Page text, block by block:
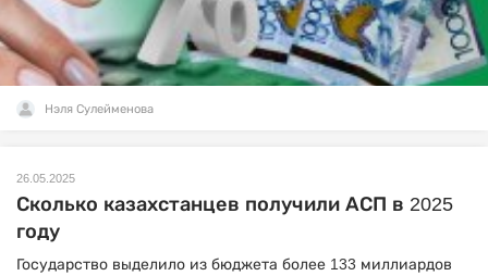
Нэля Сулейменова
26.05.2025
Сколько казахстанцев получили АСП в 2025
году
Государство выделило из бюджета более 133 миллиардов